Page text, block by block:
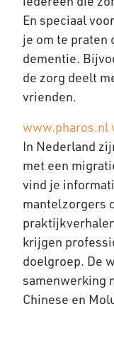
En speciaal
je om te praten
dementie.
de zorg deelt
vrienden.
www.pharos.nl
In Nederland
met een
vind je
mantelzorgers
krijgen
doelgroep. De
samenwerking
Chinese en